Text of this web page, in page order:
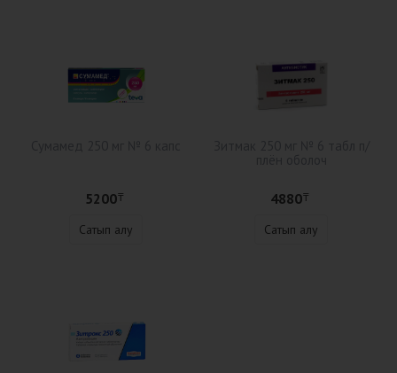
5200₸
Сатып алу
4880₸
Сатып алу